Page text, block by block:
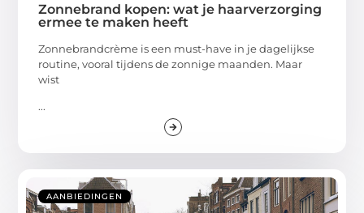
Zonnebrand kopen: wat je haarverzorging
ermee te maken heeft
Zonnebrandcrème is een must-have in je dagelijkse
routine, vooral tijdens de zonnige maanden. Maar
wist
...
AANBIEDINGEN